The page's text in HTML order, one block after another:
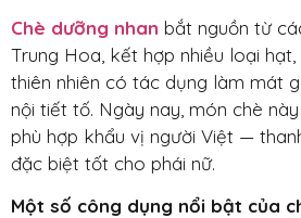
Chè dưỡng nhan bắt nguồn từ
Trung Hoa, kết hợp nhiều loại
thiên nhiên có tác dụng làm mát
nội tiết tố. Ngày nay, món chè
phù hợp khẩu vị người Việt —
đặc biệt tốt cho phái nữ.
Một số công dụng nổi bật của